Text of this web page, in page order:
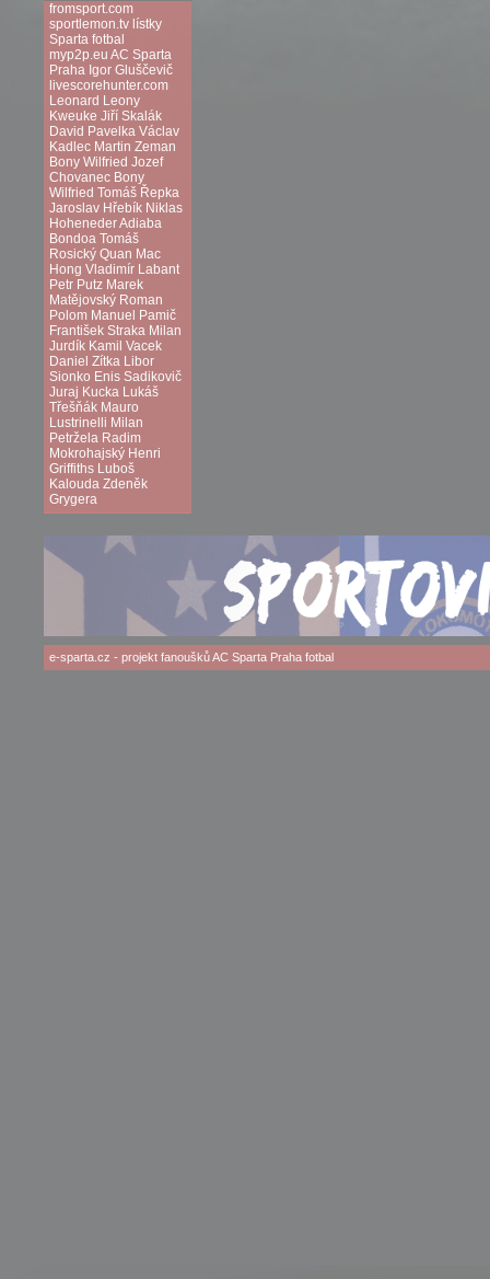
fromsport.com
sportlemon.tv lístky
Sparta fotbal
myp2p.eu AC Sparta
Praha Igor Gluščevič
livescorehunter.com
Leonard Leony
Kweuke Jiří Skalák
David Pavelka Václav
Kadlec Martin Zeman
Bony Wilfried Jozef
Chovanec Bony
Wilfried Tomáš Řepka
Jaroslav Hřebík Niklas
HohenederAdiaba
Bondoa Tomáš
Rosický Quan Mac
Hong Vladimír Labant
Petr Putz Marek
Matějovský Roman
Polom Manuel Pamič
František Straka Milan
Jurdík Kamil Vacek
Daniel Zítka Libor
Sionko Enis Sadikovič
Juraj Kucka Lukáš
Třešňák Mauro
Lustrinelli Milan
Petržela Radim
Mokrohajský Henri
Griffiths Luboš
Kalouda Zdeněk
Grygera
e-sparta.cz - projekt fanouškůAC Sparta Prahafotbal